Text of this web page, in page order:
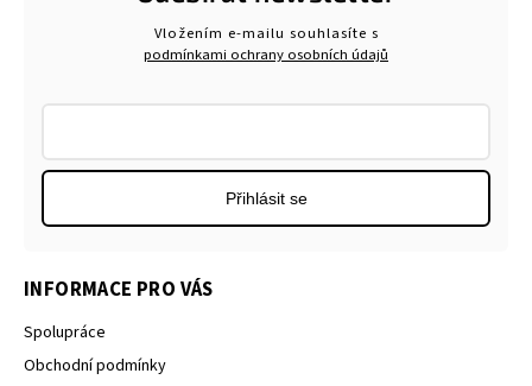
INFORMACE PRO VÁS
Spolupráce
Obchodní podmínky
Vložením e-mailu souhlasíte s
podmínkami ochrany osobních údajů
Přihlásit se